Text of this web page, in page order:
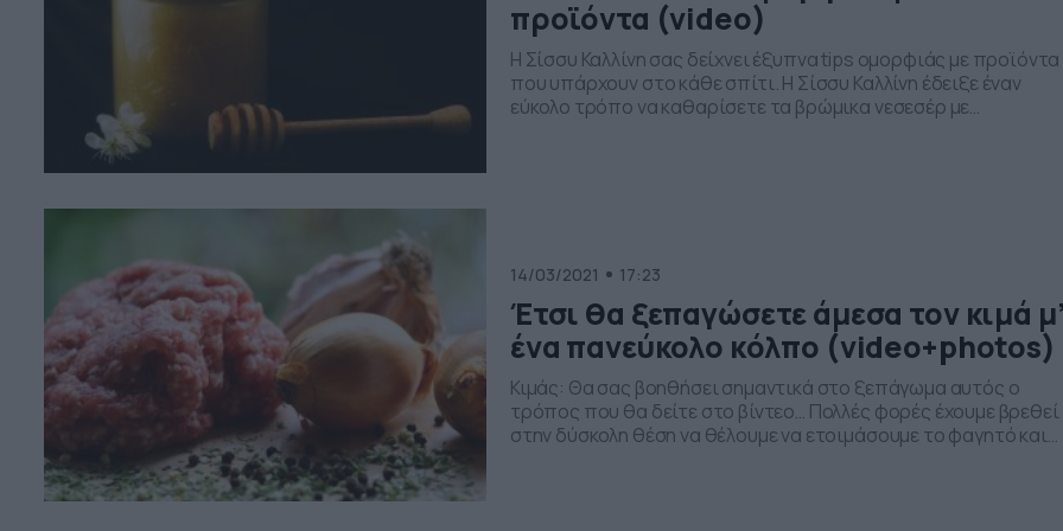
προϊόντα (video)
Η Σίσσυ Καλλίνη σας δείχνει έξυπνα tips ομορφιάς με προϊόντα
που υπάρχουν στο κάθε σπίτι. Η Σίσσυ Καλλίνη έδειξε έναν
εύκολο τρόπο να καθαρίσετε τα βρώμικα νεσεσέρ με
14/03/2021 17:23
Έτσι θα ξεπαγώσετε άμεσα τον κιμά μ’
ένα πανεύκολο κόλπο (video+photos)
Κιμάς: Θα σας βοηθήσει σημαντικά στο ξεπάγωμα αυτός ο
τρόπος που θα δείτε στο βίντεο… Πολλές φορές έχουμε βρεθεί
στην δύσκολη θέση να θέλουμε να ετοιμάσουμε το φαγητό και